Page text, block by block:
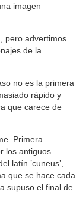
imagen
pero advertimos
de la
no es la primera
rápido y
que carece de
Primera
los antiguos
latín ’cuneus’,
que se hace cada
supuso el final de